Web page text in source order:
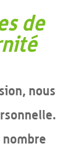
de
nous